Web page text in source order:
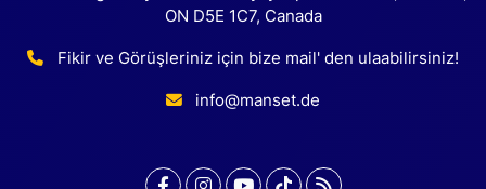
ON D5E 1C7, Canada
Fikir ve Görüşleriniz için bize mail' den ulaabilirsiniz!
info@manset.de